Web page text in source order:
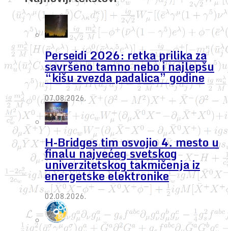
Perseidi 2026: retka prilika za
savršeno tamno nebo i najlepšu
“kišu zvezda padalica” godine
07.08.2026.
H-Bridges tim osvojio 4. mesto u
finalu najvećeg svetskog
univerzitetskog takmičenja iz
energetske elektronike
02.08.2026.